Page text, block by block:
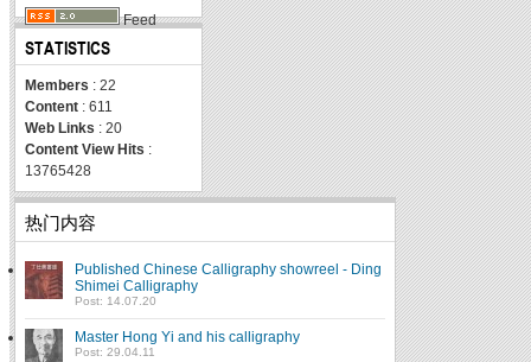
Feed
STATISTICS
Members : 22
Content : 611
Web Links : 20
Content View Hits :
13765428
热门内容
Published Chinese Calligraphy showreel - Ding
Shimei Calligraphy
Post: 14.07.20
Master Hong Yi and his calligraphy
Post: 29.04.11